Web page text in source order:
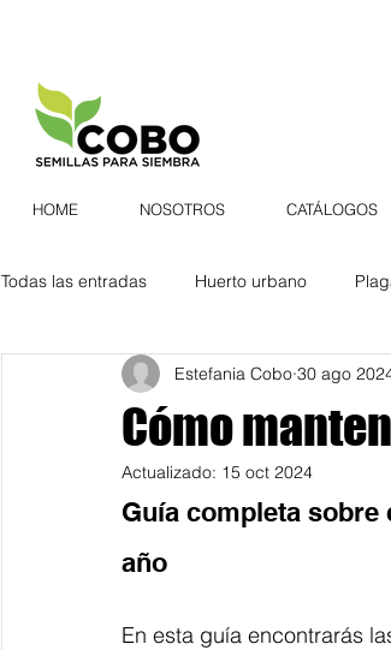
HOME NOSOTROS CATÁLOGOS
Todas las entradas Huerto urbano
Hierbas aromáticas
Botánica natural
Cómo
Estefania Cobo 30 ago
Actualizado: 15 oct 2024
Guía completa
año
En esta guía encontrarás